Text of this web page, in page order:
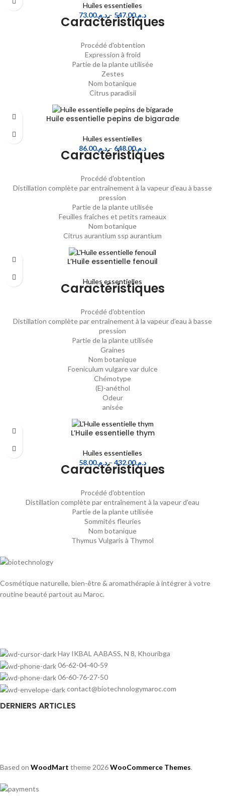
Huiles essentielles
د.م.73.00 – د.م.547.00
Caractéristiques
Procédé d'obtention
Expression à froid
Partie de la plante utilisée
Zestes
Nom botanique
Citrus paradisii
Huile essentielle pepins de bigarade
Huiles essentielles
د.م.86.00 – د.م.648.00
Caractéristiques
Procédé d'obtention
Distillation complète par entraînement à la vapeur d’eau à basse
pression
Partie de la plante utilisée
Feuilles fraîches et petits rameaux
Nom botanique
Citrus aurantium ssp aurantium
L’Huile essentielle fenouil
Huiles essentielles
Caractéristiques
Procédé d'obtention
Distillation complète par entraînement à la vapeur d’eau à basse
pression
Partie de la plante utilisée
Graines
Nom botanique
Foeniculum vulgare var dulce
Chémotype
(E)-anéthol
Odeur
anisée
L’Huile essentielle thym
Huiles essentielles
د.م.58.00 – د.م.432.00
Caractéristiques
Procédé d'obtention
Distillation complète par entraînement à la vapeur d’eau
Partie de la plante utilisée
Sommités fleuries
Nom botanique
Thymus Vulgaris à Thymol
Cosmétique naturelle, bien-être & aromathérapie à intégrer à votre
routine beauté partout au Maroc.
Hay IKBAL AABASS, N 8, Khouribga
06-62-04-40-59
06-60-76-27-50
contact@biotechnologymaroc.com
DERNIERS ARTICLES
Based on WoodMart theme 2026WooCommerce Themes.